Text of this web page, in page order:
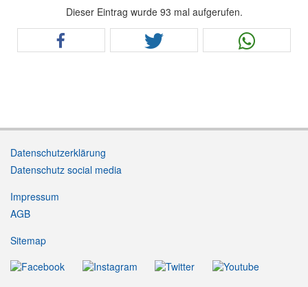
Dieser Eintrag wurde 93 mal aufgerufen.
Datenschutzerklärung
Datenschutz social media
Impressum
AGB
Sitemap